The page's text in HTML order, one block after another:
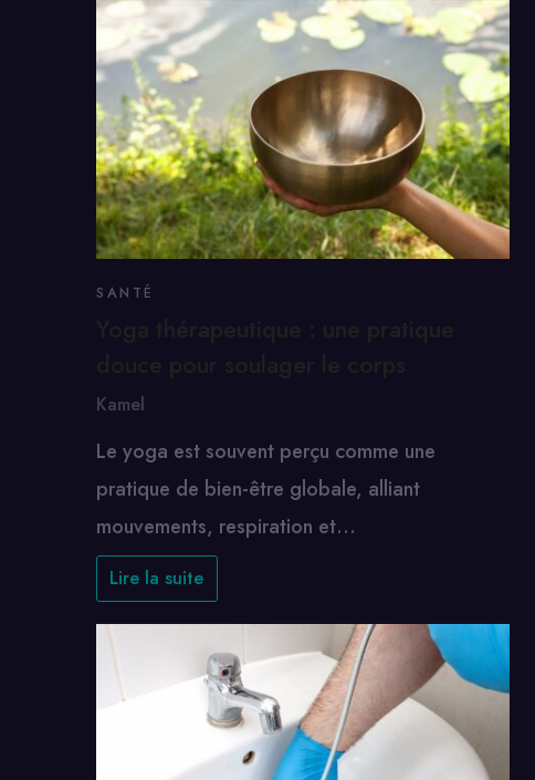
SANTÉ
Kamel
Le yoga est souvent perçu comme une
pratique de bien-être globale, alliant
mouvements, respiration et…
Lire la suite